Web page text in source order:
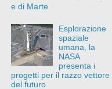
e di Marte
Esplorazione
spaziale
umana, la
NASA
presenta i
progetti per il razzo vettore
del futuro